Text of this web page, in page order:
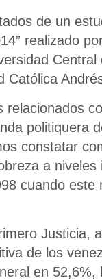
de un
realizado
Católica
relacionados
politiquera
constatar
a
cuando este
Justicia,
de los
en 52,6%,